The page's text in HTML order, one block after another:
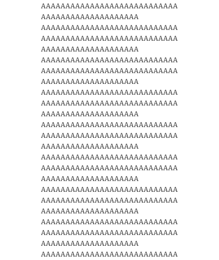
AAAAAAAAAAAAAAAAAAAAAAAAAAAA
AAAAAAAAAAAAAAAAAAAA
AAAAAAAAAAAAAAAAAAAAAAAAAAAA
AAAAAAAAAAAAAAAAAAAAAAAAAAAA
AAAAAAAAAAAAAAAAAAAA
AAAAAAAAAAAAAAAAAAAAAAAAAAAA
AAAAAAAAAAAAAAAAAAAAAAAAAAAA
AAAAAAAAAAAAAAAAAAAA
AAAAAAAAAAAAAAAAAAAAAAAAAAAA
AAAAAAAAAAAAAAAAAAAAAAAAAAAA
AAAAAAAAAAAAAAAAAAAA
AAAAAAAAAAAAAAAAAAAAAAAAAAAA
AAAAAAAAAAAAAAAAAAAAAAAAAAAA
AAAAAAAAAAAAAAAAAAAA
AAAAAAAAAAAAAAAAAAAAAAAAAAAA
AAAAAAAAAAAAAAAAAAAAAAAAAAAA
AAAAAAAAAAAAAAAAAAAA
AAAAAAAAAAAAAAAAAAAAAAAAAAAA
AAAAAAAAAAAAAAAAAAAAAAAAAAAA
AAAAAAAAAAAAAAAAAAAA
AAAAAAAAAAAAAAAAAAAAAAAAAAAA
AAAAAAAAAAAAAAAAAAAAAAAAAAAA
AAAAAAAAAAAAAAAAAAAA
AAAAAAAAAAAAAAAAAAAAAAAAAAAA